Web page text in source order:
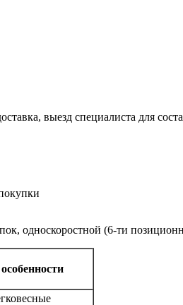
выезд специалиста для